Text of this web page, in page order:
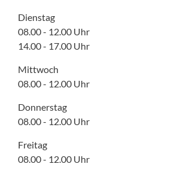
Dienstag
08.00 - 12.00 Uhr
14.00 - 17.00 Uhr
Mittwoch
08.00 - 12.00 Uhr
Donnerstag
08.00 - 12.00 Uhr
Freitag
08.00 - 12.00 Uhr